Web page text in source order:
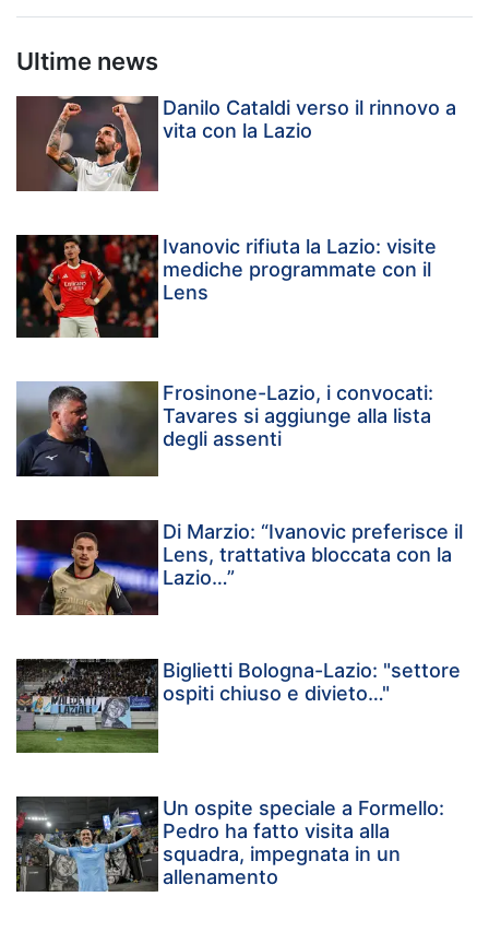
Ultime news
Danilo Cataldi verso il rinnovo a
vita con la Lazio
Ivanovic rifiuta la Lazio: visite
mediche programmate con il
Lens
Frosinone-Lazio, i convocati:
Tavares si aggiunge alla lista
degli assenti
Di Marzio: “Ivanovic preferisce il
Lens, trattativa bloccata con la
Lazio…”
Biglietti Bologna-Lazio: "settore
ospiti chiuso e divieto…"
Un ospite speciale a Formello:
Pedro ha fatto visita alla
squadra, impegnata in un
allenamento